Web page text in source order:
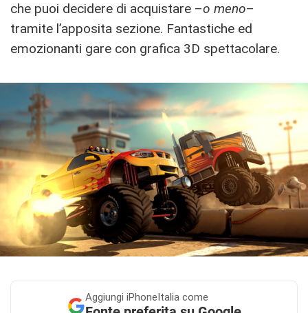
che puoi decidere di acquistare –o meno–
tramite l’apposita sezione. Fantastiche ed
emozionanti gare con grafica 3D spettacolare.
Aggiungi iPhoneItalia come